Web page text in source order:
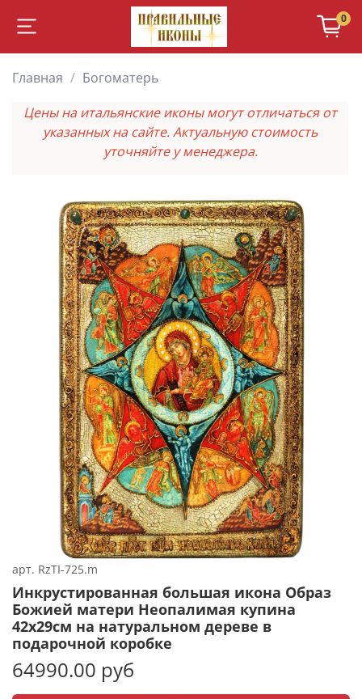
0
Главная
Богоматерь
Цены на итальянские иконы могут отличаться от
указанных на сайте. Актуальную стоимость
уточняйте у менеджера.
арт. RzTI-725.m
Инкрустированная большая икона Образ
Божией матери Неопалимая купина
42х29см на натуральном дереве в
подарочной коробке
64990.00 руб